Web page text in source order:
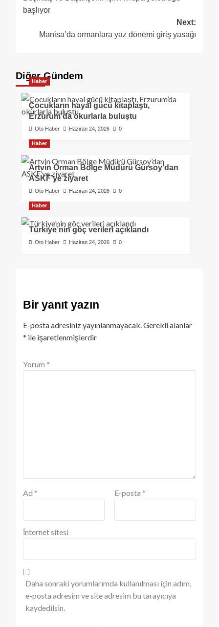
başlıyor
Next:
Manisa’da ormanlara yaz dönemi giriş yasağı
Diğer Gündem
Haber
Çocukların hayal gücü kitaplaştı,
Erzurum’da okurlarla buluştu
Oto Haber Haziran 24, 2026 0
Haber
Artvin Orman Bölge Müdürü Gürsoy’dan
ASKF’ye ziyaret
Oto Haber Haziran 24, 2026 0
Haber
Türkiye’nin göç verileri açıklandı
Oto Haber Haziran 24, 2026 0
Bir yanıt yazın
E-posta adresiniz yayınlanmayacak.Gerekli alanlar
* ile işaretlenmişlerdir
Yorum *
Ad * E-posta *
İnternet sitesi
Daha sonraki yorumlarımda kullanılması için adım,
e-posta adresim ve site adresim bu tarayıcıya
kaydedilsin.